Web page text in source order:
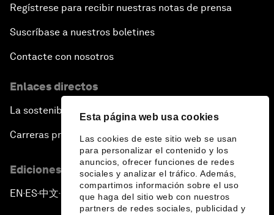
Esta página web usa cookies
Las cookies de este sitio web se usan
para personalizar el contenido y los
anuncios, ofrecer funciones de redes
sociales y analizar el tráfico. Además,
compartimos información sobre el uso
que haga del sitio web con nuestros
partners de redes sociales, publicidad y
Regístrese para recibir nuestras notas de prensa
Suscríbase a nuestros boletines
Contacte con nosotros
Enlaces directos
La sostenibilidad en el Foro
Carreras profesionales
Ediciones en otros idiomas
EN ▪ ES▪中文▪ 日本語